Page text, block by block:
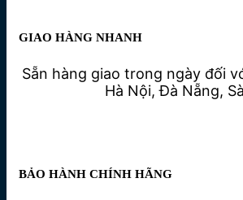
GIAO HÀNG NHANH
Sẵn hàng giao trong ngày đối
Hà Nội, Đà Nẵng,
BẢO HÀNH CHÍNH HÃNG